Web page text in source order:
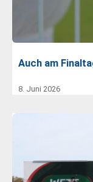
Auch am
8. Juni 2026